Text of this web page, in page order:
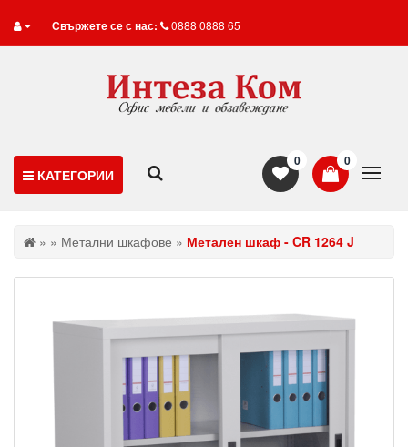
Свържете се с нас: 0888 0888 65
КАТЕГОРИИ
0
0
» » Метални шкафове » Метален шкаф - CR 1264 J